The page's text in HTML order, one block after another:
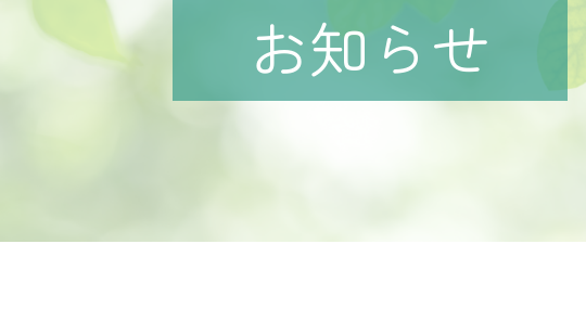
お知らせ